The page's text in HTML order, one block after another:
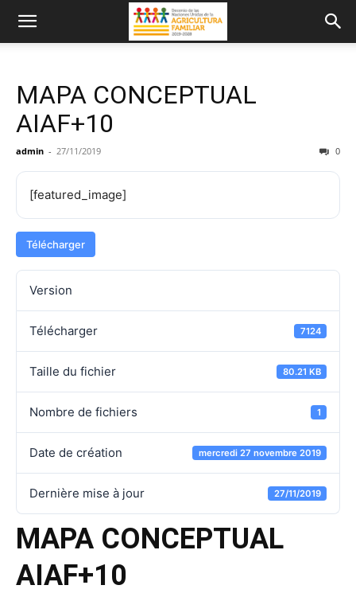
MAPA CONCEPTUAL
AIAF+10
admin - 27/11/2019 0
[featured_image]
Télécharger
Version
Télécharger 7124
Taille du fichier 80.21 KB
Nombre de fichiers 1
Date de création mercredi 27 novembre 2019
Dernière mise à jour 27/11/2019
MAPA CONCEPTUAL
AIAF+10